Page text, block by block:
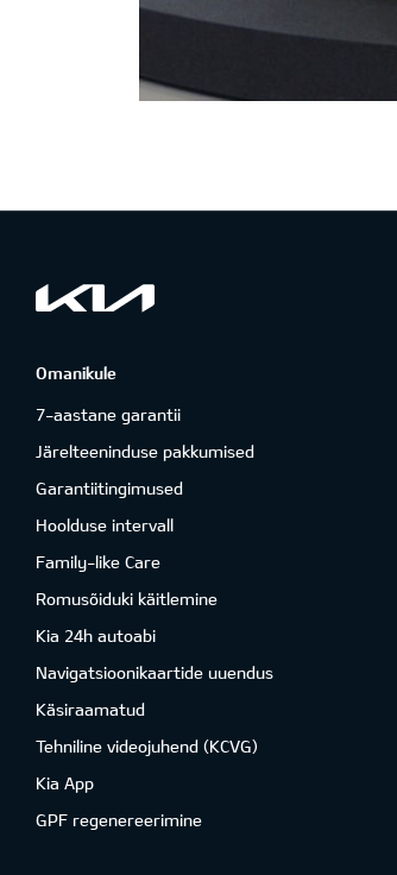
Omanikule
7-aastane garantii
Järelteeninduse pakkumised
Garantiitingimused
Hoolduse intervall
Family-like Care
Romusõiduki käitlemine
Kia 24h autoabi
Navigatsioonikaartide uuendus
Käsiraamatud
Tehniline videojuhend (KCVG)
Kia App
GPF regenereerimine